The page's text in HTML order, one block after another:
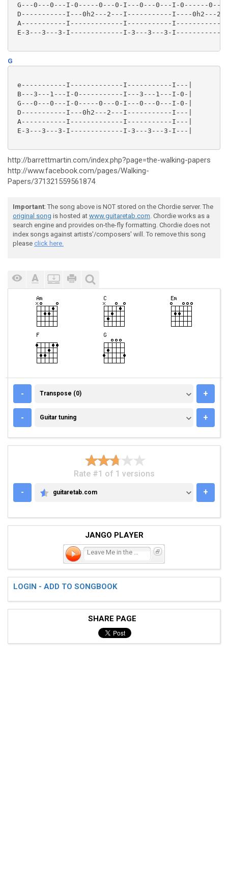
G---0---0---I-0-----0---0-I---0---0---I-0------0---
D-----------I---0h2---2---I-----------I----0h2---
A-----------I-------------I-----------
E-3---3---3-I-------------I-3---3---3-
G
e-----------I-------------I-----------I---|
B---3---1---I-0-----------I---3---1---I-0-|
G---0---0---I-0-----0---0-I---0---0---I-0-|
D-----------I---0h2---2---I-----------I---|
A-----------I-------------I-----------I---|
E-3---3---3-I-------------I-3---3---3-I---|
http://barrettmartin.com/index.php?page=the-walking-papers
http://www.facebook.com/pages/Walking-
Papers/371321559561874
Important: The song above is NOT stored on the Chordie server. The
original song is hosted at www.guitaretab.com. Chordie works as a
search engine and provides on-the-fly formatting. Chordie does not
index songs against artists'/composers' will. To remove this song
please click here.
- TRANSPOSE (0)
Transpose (0) +
- GUITAR TUNING
Guitar tuning +
Rate #1 of 1 versions
-
GUITARETAB.COM
guitaretab.com +
JANGO PLAYER
LOGIN - ADD TO SONGBOOK
SHARE PAGE